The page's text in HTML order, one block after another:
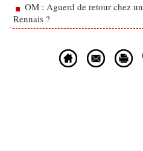
OM : Aguerd de retour chez
Rennais ?